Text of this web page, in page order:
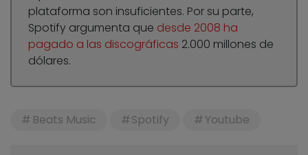
plataforma son insuficientes. Por su parte,
Spotify argumenta que desde 2008 ha
pagado a las discográficas 2.000 millones de
dólares.
Beats Music Spotify Youtube